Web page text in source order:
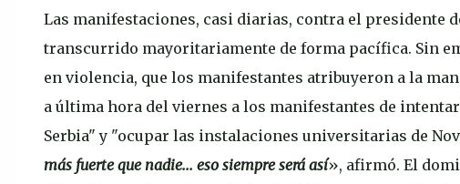
Las manifestaciones, casi diarias, contra el presidente
transcurrido mayoritariamente de forma pacífica. Sin
en violencia, que los manifestantes atribuyeron a la
a última hora del viernes a los manifestantes de
Serbia" y "ocupar las instalaciones universitarias de
más fuerte que nadie... eso siempre será así», afirmó. El